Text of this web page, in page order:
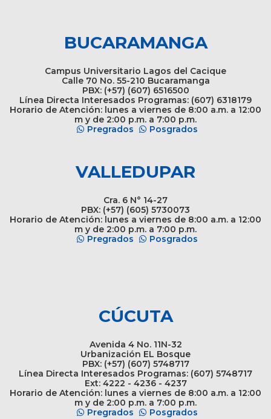
BUCARAMANGA
Campus Universitario Lagos del Cacique
Calle 70 No. 55-210 Bucaramanga
PBX: (+57) (607) 6516500
Línea Directa Interesados Programas: (607) 6318179
Horario de Atención: lunes a viernes de 8:00 a.m. a 12:00
m y de 2:00 p.m. a 7:00 p.m.
Pregrados
Posgrados
VALLEDUPAR
Cra. 6 N° 14-27
PBX: (+57) (605) 5730073
Horario de Atención: lunes a viernes de 8:00 a.m. a 12:00
m y de 2:00 p.m. a 7:00 p.m.
Pregrados
Posgrados
CÚCUTA
Avenida 4 No. 11N-32
Urbanización EL Bosque
PBX: (+57) (607) 5748717
Línea Directa Interesados Programas: (607) 5748717
Ext: 4222 - 4236 - 4237
Horario de Atención: lunes a viernes de 8:00 a.m. a 12:00
m y de 2:00 p.m. a 7:00 p.m.
Pregrados
Posgrados